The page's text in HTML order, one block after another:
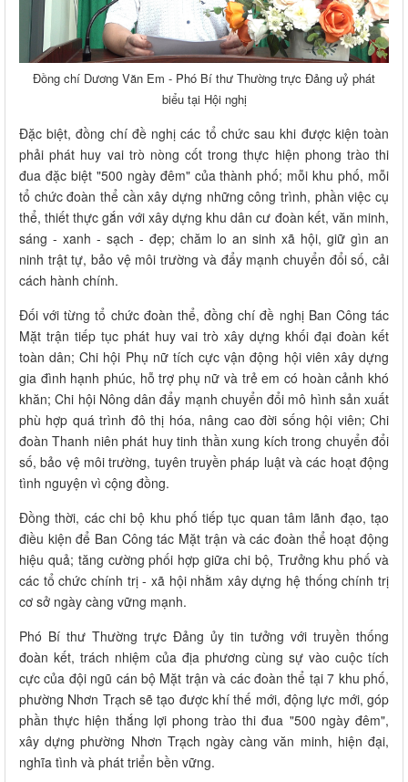
Đồng chí Dương Văn Em - Phó Bí thư Thường trực Đảng uỷ phát
biểu tại Hội nghị
Đặc biệt, đồng chí đề nghị các tổ chức sau khi được kiện toàn
phải phát huy vai trò nòng cốt trong thực hiện phong trào thi
đua đặc biệt "500 ngày đêm" của thành phố; mỗi khu phố, mỗi
tổ chức đoàn thể cần xây dựng những công trình, phần việc cụ
thể, thiết thực gắn với xây dựng khu dân cư đoàn kết, văn minh,
sáng - xanh - sạch - đẹp; chăm lo an sinh xã hội, giữ gìn an
ninh trật tự, bảo vệ môi trường và đẩy mạnh chuyển đổi số, cải
cách hành chính.
Đối với từng tổ chức đoàn thể, đồng chí đề nghị Ban Công tác
Mặt trận tiếp tục phát huy vai trò xây dựng khối đại đoàn kết
toàn dân; Chi hội Phụ nữ tích cực vận động hội viên xây dựng
gia đình hạnh phúc, hỗ trợ phụ nữ và trẻ em có hoàn cảnh khó
khăn; Chi hội Nông dân đẩy mạnh chuyển đổi mô hình sản xuất
phù hợp quá trình đô thị hóa, nâng cao đời sống hội viên; Chi
đoàn Thanh niên phát huy tinh thần xung kích trong chuyển đổi
số, bảo vệ môi trường, tuyên truyền pháp luật và các hoạt động
tình nguyện vì cộng đồng.
Đồng thời, các chi bộ khu phố tiếp tục quan tâm lãnh đạo, tạo
điều kiện để Ban Công tác Mặt trận và các đoàn thể hoạt động
hiệu quả; tăng cường phối hợp giữa chi bộ, Trưởng khu phố và
các tổ chức chính trị - xã hội nhằm xây dựng hệ thống chính trị
cơ sở ngày càng vững mạnh.
Phó Bí thư Thường trực Đảng ủy tin tưởng với truyền thống
đoàn kết, trách nhiệm của địa phương cùng sự vào cuộc tích
cực của đội ngũ cán bộ Mặt trận và các đoàn thể tại 7 khu phố,
phường Nhơn Trạch sẽ tạo được khí thế mới, động lực mới, góp
phần thực hiện thắng lợi phong trào thi đua "500 ngày đêm",
xây dựng phường Nhơn Trạch ngày càng văn minh, hiện đại,
nghĩa tình và phát triển bền vững.